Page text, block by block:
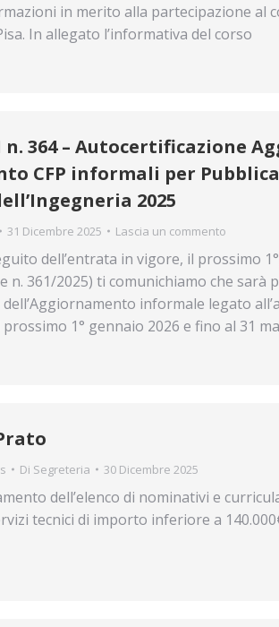
in merito alla partecipazione al
In allegato l’informativa del corso
n. 364 – Autocertificazione
CFP informali per
2025
31 Dicembre 2025 Lascia un commento
dell’entrata in vigore, il prossimo
n. 361/2025) ti comunichiamo che
informale legato
1° gennaio 2026 e fino al 31
Di Segreteria 30 Dicembre 2025
dell’elenco di nominativi e
tecnici di importo inferiore a